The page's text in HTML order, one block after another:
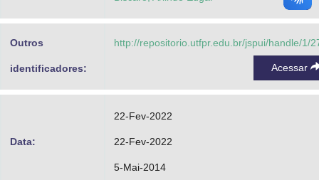
Outros
identificadores:
http://repositorio.utfpr.edu.br/jspui/handle/1/
Acessar
Data:
22-Fev-2022
22-Fev-2022
5-Mai-2014